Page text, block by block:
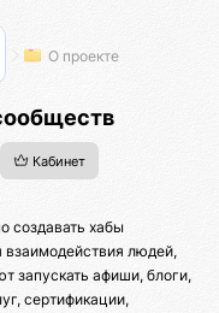
О проекте
Кабинет
создавать хабы
взаимодействия людей,
запускать афиши, блоги,
сертификации,